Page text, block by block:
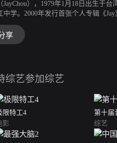
JayChou），1979年1月18日出生于
中学。2000年发行首张个人专辑《
年成为美国《时代周刊》封面人
新人奖。2006年起连续三年获得世
。2008年凭借歌曲《青花瓷》获得
华语乐坛首张数字音乐专辑《哎呦，
威尔有限公司。2011年担任华硕笔
享
综艺参加综艺
限特工4
影
第十届
综艺